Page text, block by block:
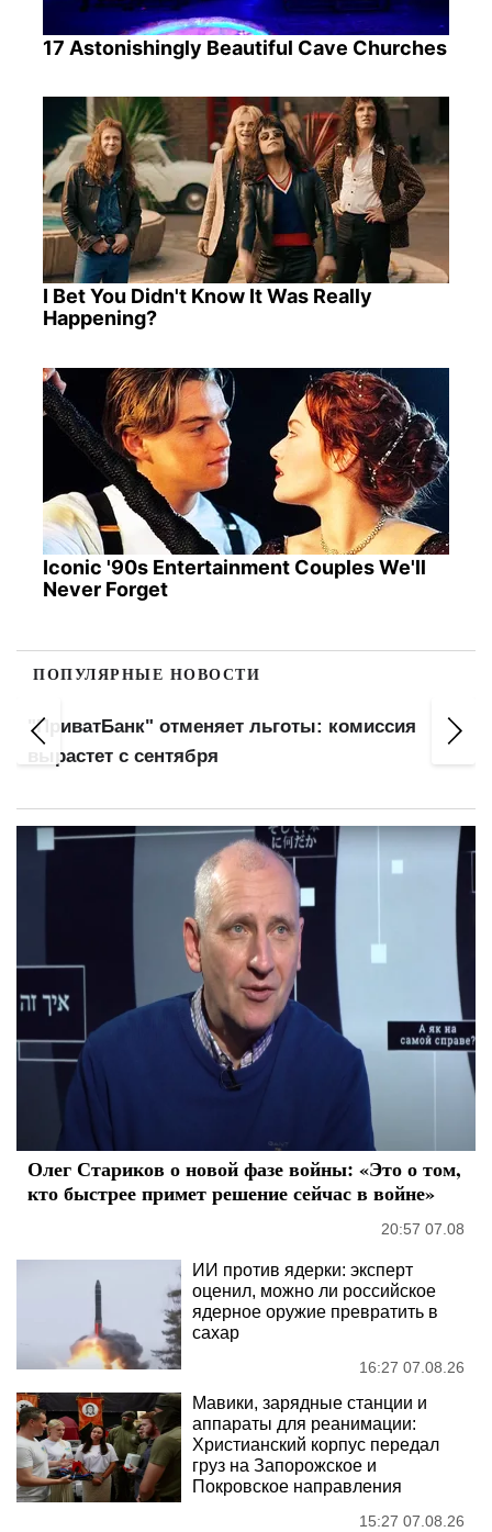
17 Astonishingly Beautiful Cave Churches
I Bet You Didn't Know It Was Really
Happening?
Iconic '90s Entertainment Couples We'll
Never Forget
ПОПУЛЯРНЫЕ НОВОСТИ
Тельцов, категоричность Львов и энергия
Стрельцов
Олег Стариков о новой фазе войны: «Это о том,
кто быстрее примет решение сейчас в войне»
20:57 07.08
ИИ против ядерки: эксперт
оценил, можно ли российское
ядерное оружие превратить в
сахар
16:27 07.08.26
Мавики, зарядные станции и
аппараты для реанимации:
Христианский корпус передал
груз на Запорожское и
Покровское направления
15:27 07.08.26